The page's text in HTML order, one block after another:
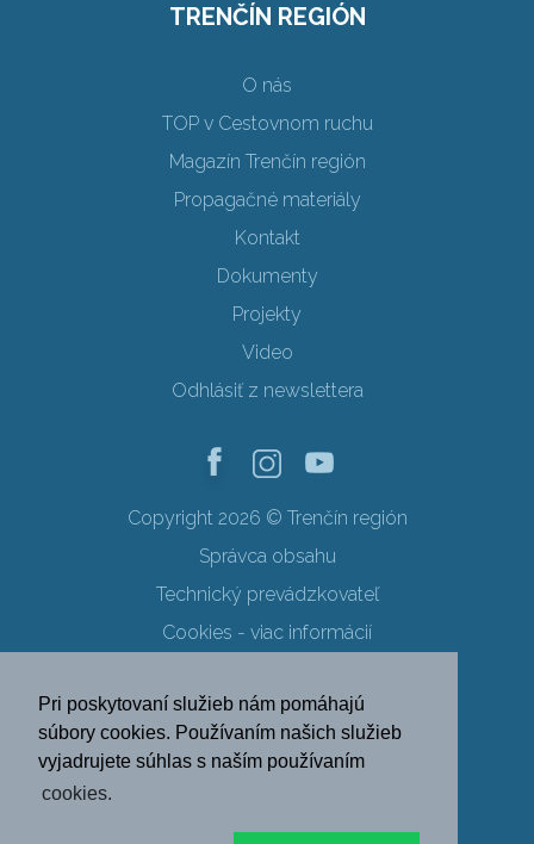
Pri poskytovaní služieb nám pomáhajú
súbory cookies. Používaním našich služieb
vyjadrujete súhlas s naším používaním
cookies.
TRENČÍN REGIÓN
O nás
TOP v Cestovnom ruchu
Magazín Trenčín región
Propagačné materiály
Kontakt
Dokumenty
Projekty
Video
Odhlásiť z newslettera
Copyright 2026 © Trenčín región
Správca obsahu
Technický prevádzkovateľ
Cookies - viac informácií
Ochrana osobných údajov
SK EN DE
PL